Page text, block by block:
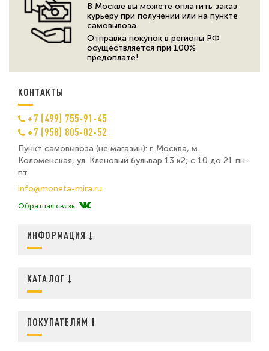
В Москве вы можете оплатить заказ
курьеру при получении или на пункте
самовывоза.
Отправка покупок в регионы РФ
осуществляется при 100%
предоплате!
КОНТАКТЫ
+7 (499) 755-91-45
+7 (958) 805-02-52
Пункт самовывоза (не магазин): г. Москва, м.
Коломенская, ул. Кленовый бульвар 13 к2; с 10 до 21 пн-
пт
info@moneta-mira.ru
Обратная связь
ИНФОРМАЦИЯ
КАТАЛОГ
ПОКУПАТЕЛЯМ